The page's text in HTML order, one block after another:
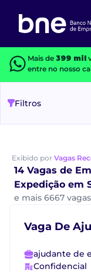
Mais de 399 mil
entre no nosso
Filtros
Exibido por Vagas
14 Vagas de
Expedição em
e mais 6667
Vaga De
ajudante de
Confidencial